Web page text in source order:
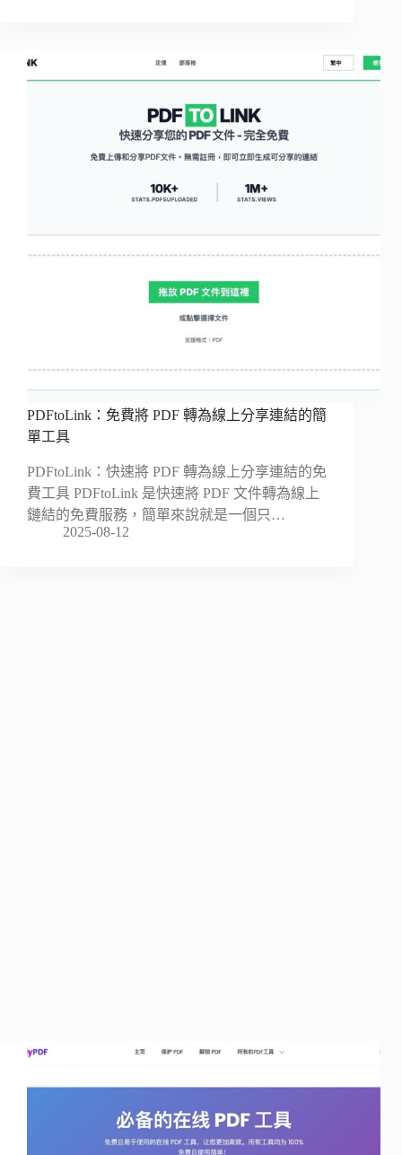
PDFtoLink：免費將 PDF 轉為線上分享連結的簡
單工具
PDFtoLink：快速將 PDF 轉為線上分享連結的免
費工具 PDFtoLink 是快速將 PDF 文件轉為線上
鏈結的免費服務，簡單來說就是一個只…
2025-08-12